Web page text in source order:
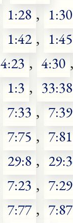
1:28 , 1:30
1:42 , 1:45
4:23 , 4:30 ,
1:3 , 33:38
7:33 , 7:39
7:75 , 7:81
29:8 ,
7:23 , 7:29
7:77 , 7:87